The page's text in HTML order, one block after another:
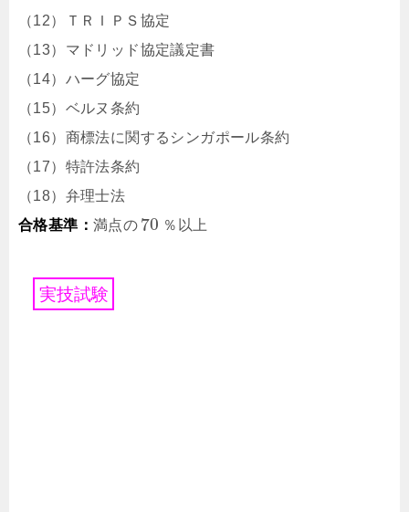
（12）ＴＲＩＰＳ協定
（13）マドリッド協定議定書
（14）ハーグ協定
（15）ベルヌ条約
（16）商標法に関するシンガポール条約
（17）特許法条約
（18）弁理士法
合格基準： 満点の 70 ％以上
実技試験